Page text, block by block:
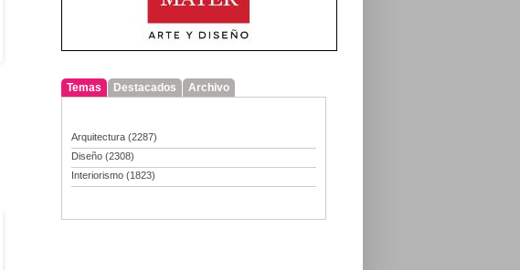
Temas Destacados Archivo
Arquitectura (2287)
Diseño (2308)
Interiorismo (1823)